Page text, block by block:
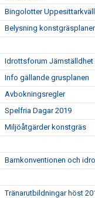
Bingolotter Uppesittarkväll
Belysning
Idrottsforum Jämställdhet
Info gällande grusplanen
Avbokningsregler
Spelfria Dagar 2019
Miljöåtgärder konstgräs
Barnkonventionen och
Tränarutbildningar höst